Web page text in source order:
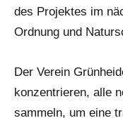
des Projektes im
Ordnung und
Der Verein
konzentrieren, alle
sammeln, um eine